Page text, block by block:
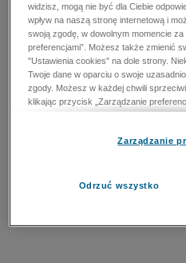
widzisz, mogą nie być dla Ciebie
wpływ na naszą stronę internetową i
swoją zgodę, w dowolnym momencie
preferencjami”. Możesz także zmienić
"Ustawienia cookies" na dole strony.
Twoje dane w oparciu o swoje
zgody. Możesz w każdej chwili
klikając przycisk „Zarządzanie
cookies" na dole strony. Nie możesz
zapobiegania oszustwom i naprawiania
przetwarzaniu danych osobowych w
Zarządzanie
Odrzuć wszystko